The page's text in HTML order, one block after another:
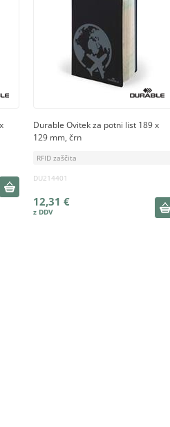
Durable Ovitek za potni list 189 x
129 mm, črn
RFID zaščita
DU214401
12,31 €